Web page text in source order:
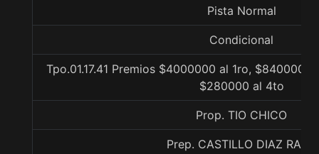
Pista Normal
Condicional
Tpo.01.17.41 Premios $4000000 al 1ro, $840000
$280000 al 4to
Prop. TIO CHICO
Prep. CASTILLO DIAZ RAUL